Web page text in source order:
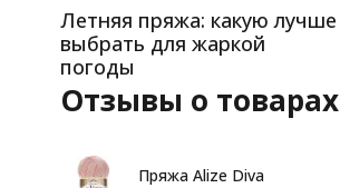
Летняя пряжа: какую лучше
выбрать для жаркой
погоды
Отзывы о товарах
Пряжа Alize Diva